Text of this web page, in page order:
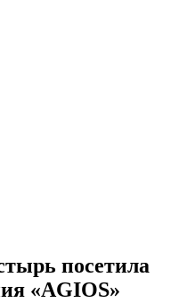
посетила
«AGIOS»